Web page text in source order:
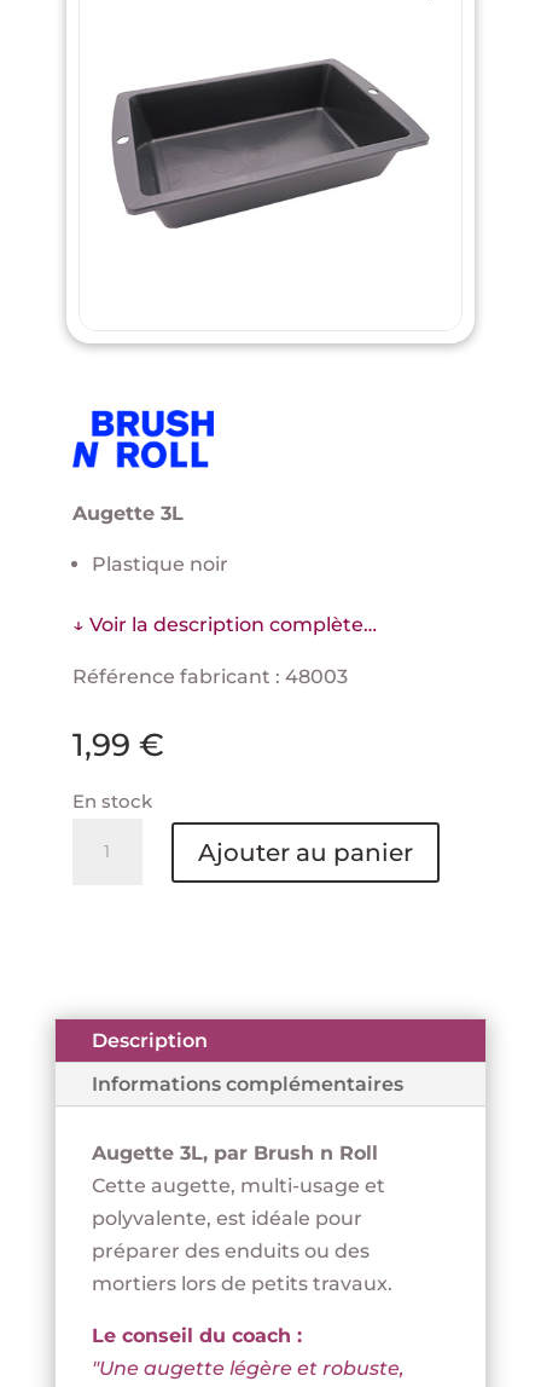
Augette 3L
Plastique noir
↓ Voir la description complète…
Référence fabricant : 48003
1,99 €
En stock
BRUSH
Ajouter au panier
Description
Informations complémentaires
Augette 3L, par Brush n Roll
Cette augette, multi-usage et
polyvalente, est idéale pour
préparer des enduits ou des
mortiers lors de petits travaux.
Le conseil du coach :
"Une augette légère et robuste,